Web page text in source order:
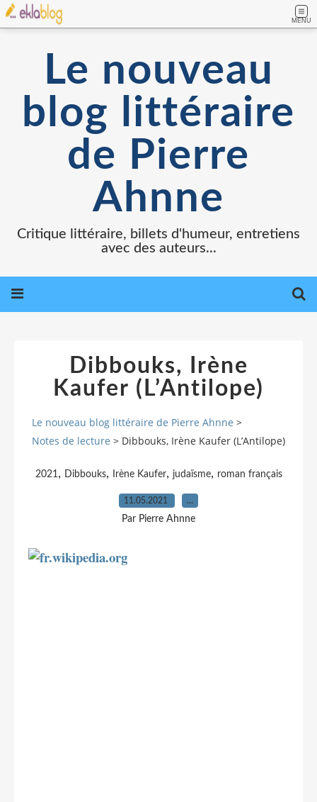
MENU
Le nouveau
blog littéraire
de Pierre
Ahnne
Critique littéraire, billets d'humeur, entretiens
avec des auteurs...
Dibbouks, Irène
Kaufer (L’Antilope)
Le nouveau blog littéraire de Pierre Ahnne >
Notes de lecture > Dibbouks, Irène Kaufer (L’Antilope)
2021 , Dibbouks, Irène Kaufer, judaïsme, roman français
11.05.2021 …
Par Pierre Ahnne